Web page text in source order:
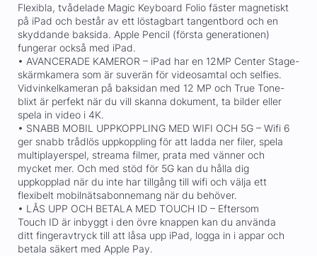
Flexibla, tvådelade Magic Keyboard Folio fäster magnetiskt
på iPad och består av ett löstagbart tangentbord och en
skyddande baksida. Apple Pencil (första generationen)
fungerar också med iPad.
• AVANCERADE KAMEROR – iPad har en 12MP Center Stage-
skärmkamera som är suverän för videosamtal och selfies.
Vidvinkelkameran på baksidan med 12 MP och True Tone-
blixt är perfekt när du vill skanna dokument, ta bilder eller
spela in video i 4K.
• SNABB MOBIL UPPKOPPLING MED WIFI OCH 5G – Wifi 6
ger snabb trådlös uppkoppling för att ladda ner filer, spela
multiplayerspel, streama filmer, prata med vänner och
mycket mer. Och med stöd för 5G kan du hålla dig
uppkopplad när du inte har tillgång till wifi och välja ett
flexibelt mobilnätsabonnemang när du behöver.
• LÅS UPP OCH BETALA MED TOUCH ID – Eftersom
Touch ID är inbyggt i den övre knappen kan du använda
ditt fingeravtryck till att låsa upp iPad, logga in i appar och
betala säkert med Apple Pay.